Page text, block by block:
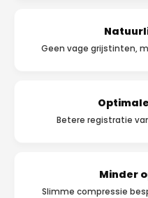
Geen vage grijstinten,
Betere registratie
Minder
Slimme compressie